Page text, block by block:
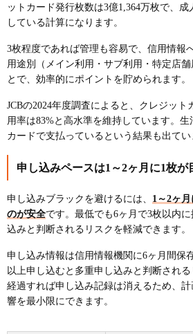
ットカード発行枚数は3億1,364万枚で、
している計算になります。
3枚程度であれば管理も容易で、信用情報
用途別（メイン利用・サブ利用・特定店
とで、効率的にポイントを貯められます。
JCBの2024年度調査によると、クレジット
用率は83%と高水準を維持しています。生
カードで支払っているという結果も出てい
申し込みペースは1～2ヶ月に1枚が
申し込みブラックを避けるには、 1～2ヶ
のが安全です。最低でも6ヶ月で3枚以内
込みと判断されるリスクを軽減できます。
申し込み情報は信用情報機関に6ヶ月間保
以上申し込むと多重申し込みと判断され
経過すれば申し込み記録は消えるため、
響を最小限にできます。